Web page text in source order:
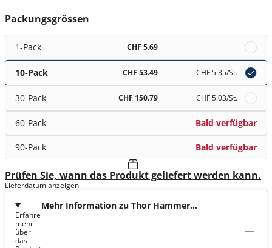
Packungsgrössen
1-Pack CHF 5.69
10-Pack CHF 53.49 CHF 5.35/St.
30-Pack CHF 150.79 CHF 5.03/St.
60-Pack Bald verfügbar
90-Pack Bald verfügbar
Prüfen Sie, wann das Produkt geliefert werden kann.
Lieferdatum anzeigen
Mehr Information zu Thor Hammer
Erfahre
mehr
über
das